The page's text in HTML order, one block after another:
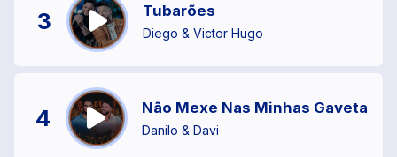
3 Tubarões
Diego & Victor Hugo
4 Não Mexe Nas Minhas Gavetas
Danilo & Davi